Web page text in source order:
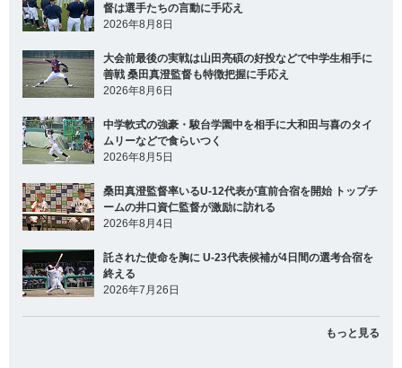
督は選手たちの言動に手応え
2026年8月8日
大会前最後の実戦は山田亮碩の好投などで中学生相手に
善戦 桑田真澄監督も特徴把握に手応え
2026年8月6日
中学軟式の強豪・駿台学園中を相手に大和田与喜のタイ
ムリーなどで食らいつく
2026年8月5日
桑田真澄監督率いるU-12代表が直前合宿を開始 トップチ
ームの井口資仁監督が激励に訪れる
2026年8月4日
託された使命を胸に U-23代表候補が4日間の選考合宿を
終える
2026年7月26日
もっと見る